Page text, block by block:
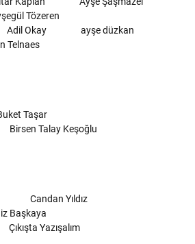
Tözeren
Adil Okay
ayşe düzkan
Telnaes
Taşar
Birsen Talay Keşoğlu
Candan Yıldız
Başkaya
Çıkışta Yazışalım